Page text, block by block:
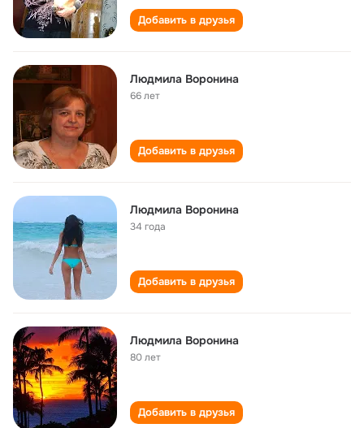
Добавить в друзья
Людмила Воронина
66 лет
Добавить в друзья
Людмила Воронина
34 года
Добавить в друзья
Людмила Воронина
80 лет
Добавить в друзья